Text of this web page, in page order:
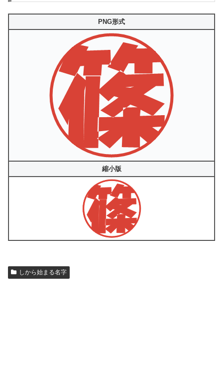
PNG形式
縮小版
しから始まる名字